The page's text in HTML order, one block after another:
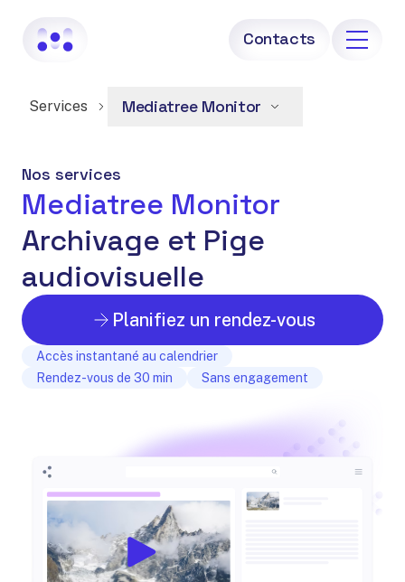
Contacts
Mediatree IA
Mediatree Factory
À propos
Contacts
Services Mediatree Monitor
Nos services
Mediatree Monitor
Archivage et Pige
audiovisuelle
Planifiez un rendez-vous
Accès instantané au calendrier
Rendez-vous de 30 min
Sans engagement